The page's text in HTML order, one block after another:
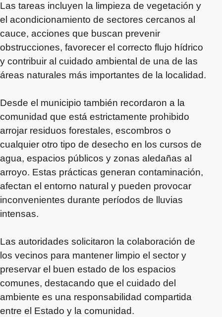
Las tareas incluyen la limpieza de vegetación y
el acondicionamiento de sectores cercanos al
cauce, acciones que buscan prevenir
obstrucciones, favorecer el correcto flujo hídrico
y contribuir al cuidado ambiental de una de las
áreas naturales más importantes de la localidad.
Desde el municipio también recordaron a la
comunidad que está estrictamente prohibido
arrojar residuos forestales, escombros o
cualquier otro tipo de desecho en los cursos de
agua, espacios públicos y zonas aledañas al
arroyo. Estas prácticas generan contaminación,
afectan el entorno natural y pueden provocar
inconvenientes durante períodos de lluvias
intensas.
Las autoridades solicitaron la colaboración de
los vecinos para mantener limpio el sector y
preservar el buen estado de los espacios
comunes, destacando que el cuidado del
ambiente es una responsabilidad compartida
entre el Estado y la comunidad.